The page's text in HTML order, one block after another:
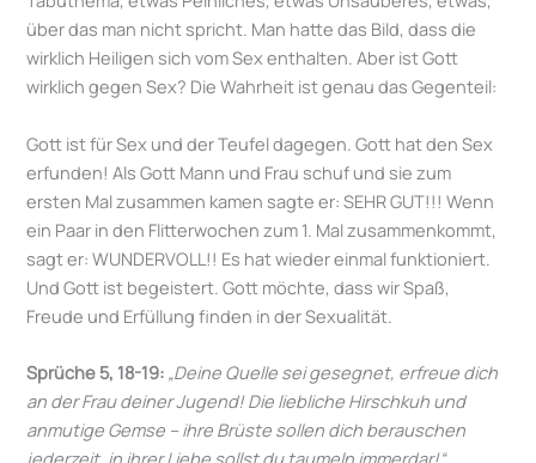
über das man nicht spricht. Man hatte das Bild, dass die
wirklich Heiligen sich vom Sex enthalten. Aber ist Gott
wirklich gegen Sex? Die Wahrheit ist genau das Gegenteil:
Gott ist für Sex und der Teufel dagegen. Gott hat den Sex
erfunden! Als Gott Mann und Frau schuf und sie zum
ersten Mal zusammen kamen sagte er: SEHR GUT!!! Wenn
ein Paar in den Flitterwochen zum 1. Mal zusammenkommt,
sagt er: WUNDERVOLL!! Es hat wieder einmal funktioniert.
Und Gott ist begeistert. Gott möchte, dass wir Spaß,
Freude und Erfüllung finden in der Sexualität.
Sprüche 5, 18-19: „Deine Quelle sei gesegnet, erfreue dich
an der Frau deiner Jugend! Die liebliche Hirschkuh und
anmutige Gemse – ihre Brüste sollen dich berauschen
jederzeit, in ihrer Liebe sollst du taumeln immerdar!“